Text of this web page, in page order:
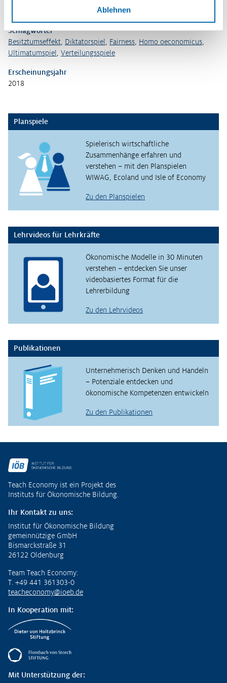
Ablehnen
Siedler Verlag, München.
Schlagwörter
Besitztumseffekt
Diktatorspiel Fairness Homo oeconomicus
Ultimatumspiel
Verteilungsspiele
Erscheinungsjahr
2018
Planspiele
Spielerisch wirtschaftliche
Zusammenhänge erfahren und
verstehen – mit den Planspielen
WIWAG, Ecoland und Isle of Economy
Zu den Planspielen
Lehrvideos für Lehrkräfte
Ökonomische Modelle in 30 Minuten
verstehen – entdecken Sie unser
videobasiertes Format für die
Lehrerbildung
Zu den Lehrvideos
Publikationen
Unternehmerisch Denken und Handeln
– Potenziale entdecken und
ökonomische Kompetenzen entwickeln
Zu den Publikationen
Teach Economy ist ein Projekt des
Instituts für Ökonomische Bildung.
Ihr Kontakt zu uns:
Institut für Ökonomische Bildung
gemeinnützige GmbH
Bismarckstraße 31
26122 Oldenburg
Team Teach Economy:
T. +49 441 361303-0
teacheconomy@ioeb.de
In Kooperation mit:
Mit Unterstützung der: